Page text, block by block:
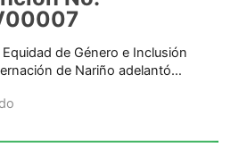
de Género e Inclusión
de Nariño adelantó…